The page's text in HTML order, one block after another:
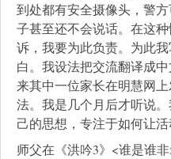
到处都有安全摄像头，警
子甚至还不会说话。在这
诉，我要为此负责。为此
白。我设法把交流翻译成
来其中一位家长在明慧网
法。我是几个月后才听说
己的思想，专注于如何让活
师父在《洪吟3》<谁是谁非